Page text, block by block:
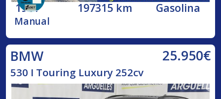
1991 197315 km Gasolina
Manual
BMW 25.950€
530 I Touring Luxury 252cv